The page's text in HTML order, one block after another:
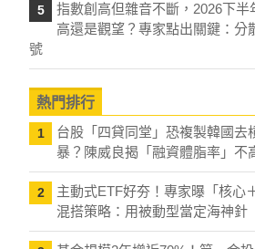
5
指數創高但雜音不斷，2026下半
高還是觀望？專家點出關鍵：分
號
熱門排行
1
台股「四貸同堂」恐複製韓國去
暴？陳威良揭「融資體脂率」不
2
主動式ETF好夯！專家曝「核心
混搭策略：用被動型當定海神針